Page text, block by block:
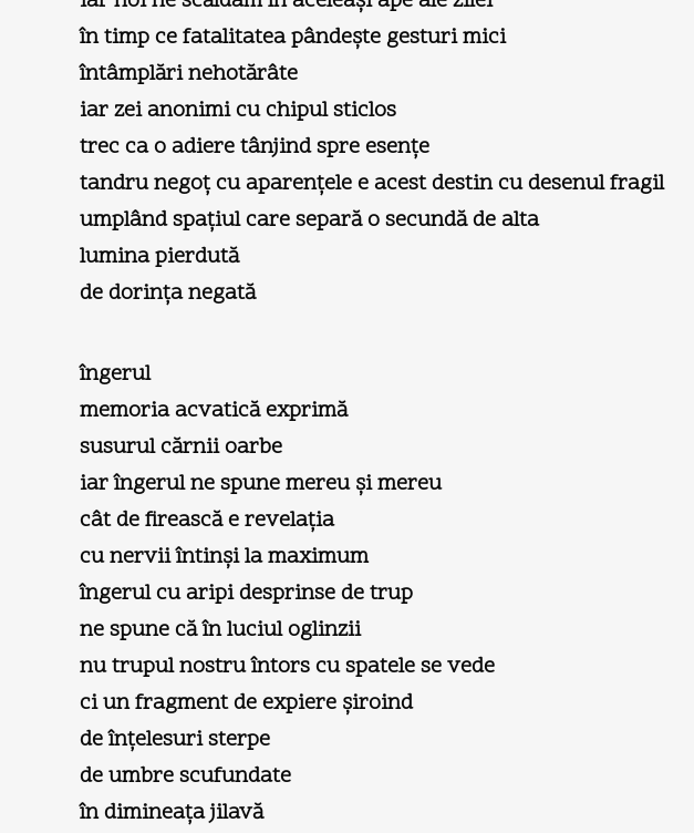
în timp ce fatalitatea pândeşte gesturi mici
întâmplări nehotărâte
iar zei anonimi cu chipul sticlos
trec ca o adiere tânjind spre esenţe
tandru negoţ cu aparenţele e acest destin cu desenul fragil
umplând spaţiul care separă o secundă de alta
lumina pierdută
de dorinţa negată
îngerul
memoria acvatică exprimă
susurul cărnii oarbe
iar îngerul ne spune mereu şi mereu
cât de firească e revelaţia
cu nervii întinşi la maximum
îngerul cu aripi desprinse de trup
ne spune că în luciul oglinzii
nu trupul nostru întors cu spatele se vede
ci un fragment de expiere şiroind
de înţelesuri sterpe
de umbre scufundate
în dimineaţa jilavă